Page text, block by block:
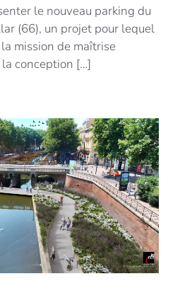
le nouveau parking du
(66), un projet pour lequel
mission de maîtrise
conception […]